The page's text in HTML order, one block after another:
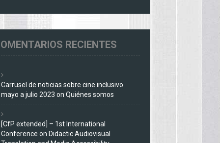
RECIENTES
Carrusel de noticias sobre cine inclusivo
mayo a julio 2023 on Quiénes somos
[CfP extended] – 1st International
Conference on Didactic Audiovisual